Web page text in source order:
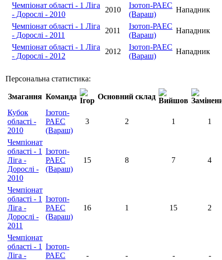
Чемпіонат області - 1 Ліга
- Дорослі - 2010
2010
Ізотоп-РАЕС
(Вараш)
Нападник
Чемпіонат області - 1 Ліга
- Дорослі - 2011
2011
Ізотоп-РАЕС
(Вараш)
Нападник
Чемпіонат області - 1 Ліга
- Дорослі - 2012
2012
Ізотоп-РАЕС
(Вараш)
Нападник
Персональна статистика:
Змагання Команда
Основний склад
Кубок
області -
2010
Ізотоп-
РАЕС
(Вараш)
3 2 1 1
Чемпіонат
області - 1
Ліга -
Дорослі -
2010
Ізотоп-
РАЕС
(Вараш)
15 8 7 4
Чемпіонат
області - 1
Ліга -
Дорослі -
2011
Ізотоп-
РАЕС
(Вараш)
16 1 15 2
Чемпіонат
області - 1
Ліга -
Ізотоп-
РАЕС
- - - -